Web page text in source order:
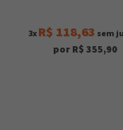
3x R$ 118,63 sem
por R$ 355,90